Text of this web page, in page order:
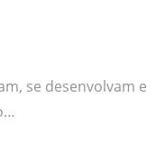
se desenvolvam e